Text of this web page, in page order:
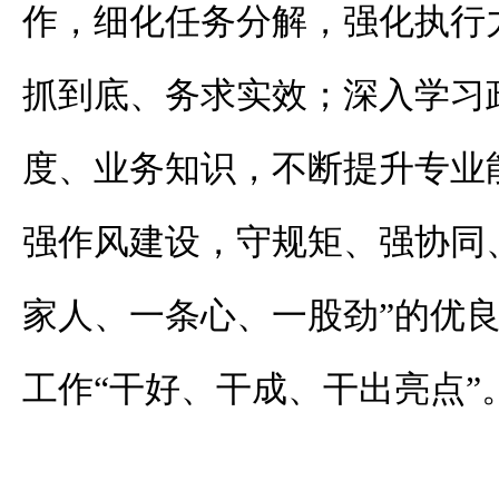
作，细化任务分解，强化执
抓到底、务求实效；深入学
度、业务知识，不断提升专
强作风建设，守规矩、强协同
家人、一条心、一股劲”的优
工作“干好、干成、干出亮点”